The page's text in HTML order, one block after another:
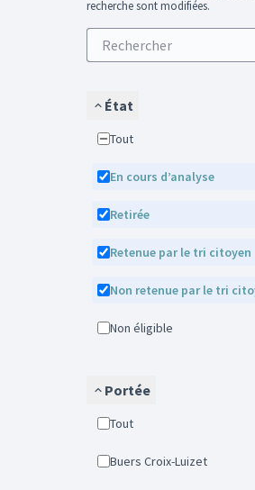
recherche sont modifiées.
État
Tout
En cours d’analyse
Retirée
Retenue par le tri citoyen
Non retenue par le tri
Non éligible
Portée
Tout
Buers Croix-Luizet